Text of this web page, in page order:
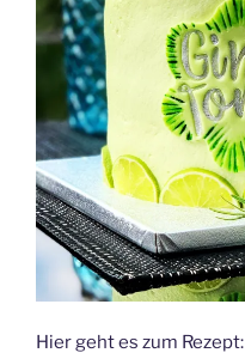
Hier geht es zum Rezept: